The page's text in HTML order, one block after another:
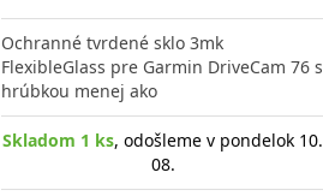
Ochranné tvrdené sklo 3mk
FlexibleGlass pre Garmin DriveCam 76 s
hrúbkou menej ako
Skladom 1 ks, odošleme v pondelok 10.
08.